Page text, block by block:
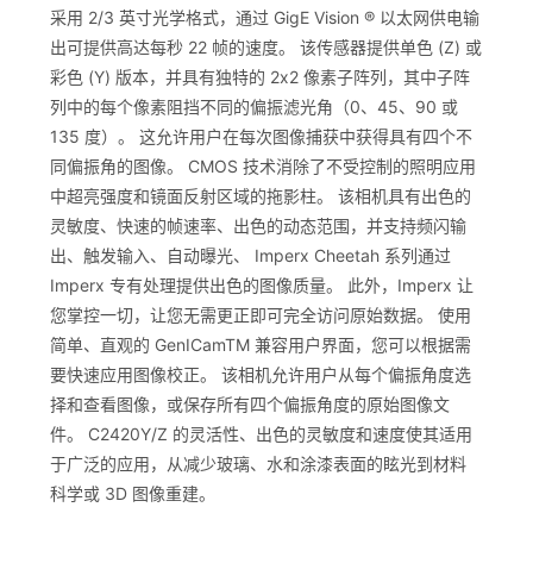
采用 2/3 英寸光学格式，通过 GigE Vision ® 以太网供电输
出可提供高达每秒 22 帧的速度。 该传感器提供单色 (Z) 或
彩色 (Y) 版本，并具有独特的 2x2 像素子阵列，其中子阵
列中的每个像素阻挡不同的偏振滤光角（0、45、90 或
135 度）。 这允许用户在每次图像捕获中获得具有四个不
同偏振角的图像。 CMOS 技术消除了不受控制的照明应用
中超亮强度和镜面反射区域的拖影柱。 该相机具有出色的
灵敏度、快速的帧速率、出色的动态范围，并支持频闪输
出、触发输入、自动曝光、 Imperx Cheetah 系列通过
Imperx 专有处理提供出色的图像质量。 此外，Imperx 让
您掌控一切，让您无需更正即可完全访问原始数据。 使用
简单、直观的 GenICamTM 兼容用户界面，您可以根据需
要快速应用图像校正。 该相机允许用户从每个偏振角度选
择和查看图像，或保存所有四个偏振角度的原始图像文
件。 C2420Y/Z 的灵活性、出色的灵敏度和速度使其适用
于广泛的应用，从减少玻璃、水和涂漆表面的眩光到材料
科学或 3D 图像重建。